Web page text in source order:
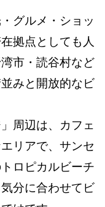
グルメ・ショッ
拠点としても人
市・読谷村など
みと開放的なビ
周辺は、カフェ
リアで、サンセ
ロピカルビーチ
分に合わせてビ